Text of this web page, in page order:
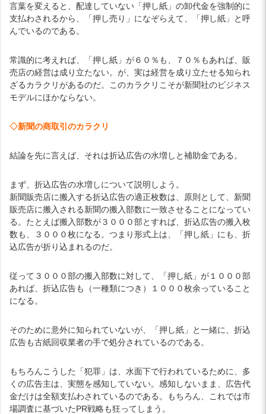
言葉を変えると、配達していない「押し紙」の卸代金を強制的に
支払わされるから、「押し売り」になぞらえて、「押し紙」と呼
んでいるのである。
常識的に考えれば、「押し紙」が６０％も、７０％もあれば、販
売店の経営は成り立たない。が、実は経営を成り立たせる知られ
ざるカラクリがあるのだ。このカラクリこそが新聞社のビジネス
モデルにほかならない。
◇新聞の商取引のカラクリ
結論を先に言えば、それは折込広告の水増しと補助金である。
まず、折込広告の水増しについて説明しよう。
新聞販売店に搬入する折込広告の適正枚数は、原則として、新聞
販売店に搬入される新聞の搬入部数に一致させることになってい
る。たとえば搬入部数が３０００部とすれば、折込広告の搬入枚
数も、３０００枚になる。つまり形式上は、「押し紙」にも、折
込広告が折り込まれるのだ。
従って３０００部の搬入部数に対して、「押し紙」が１０００部
あれば、折込広告も（一種類につき）１０００枚余っていること
になる。
そのために意外に知られていないが、「押し紙」と一緒に、折込
広告も古紙回収業者の手で処分されているのである。
もちろんこうした「犯罪」は、水面下で行われているために、多
くの広告主は、実態を感知していない。感知しないまま、広告代
金だけは全額支払わされているのである。もちろん、これでは市
場調査に基づいたPR戦略も狂ってしまう。